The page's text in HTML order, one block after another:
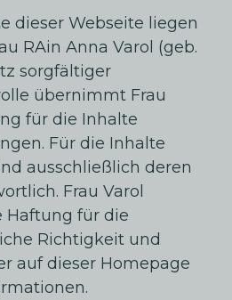
dieser Webseite liegen
RAin Anna Varol (geb.
sorgfältiger
übernimmt Frau
für die Inhalte
Für die Inhalte
ausschließlich deren
Frau Varol
für die
Richtigkeit und
auf dieser Homepage